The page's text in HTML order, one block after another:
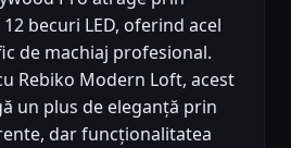
becuri LED, oferind acel
de machiaj profesional.
Rebiko Modern Loft, acest
un plus de eleganță prin
dar funcționalitatea